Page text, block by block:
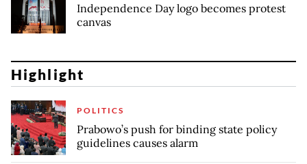
Independence Day logo becomes protest
canvas
Highlight
POLITICS
Prabowo’s push for binding state policy
guidelines causes alarm